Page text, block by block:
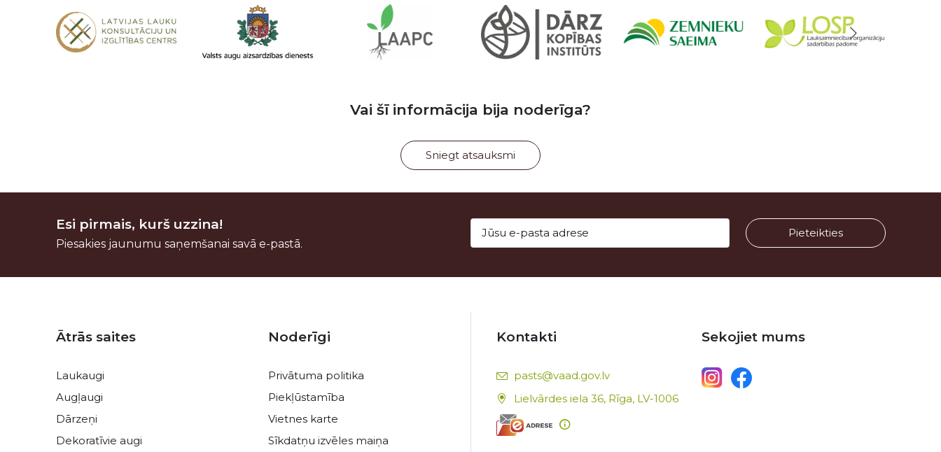
Vai šī informācija bija noderīga?
Sniegt atsauksmi
Esi pirmais, kurš uzzina!
Piesakies jaunumu saņemšanai savā e-pastā.
Ātrās saites
Laukaugi
Augļaugi
Dārzeņi
Dekoratīvie augi
Noderīgi
Privātuma politika
Piekļūstamība
Vietnes karte
Sīkdatņu izvēles maiņa
Kontakti
E-pasts:
pasts@vaad.gov.lv
Lielvārdes iela 36, Rīga, LV-1006
Sekojiet mums